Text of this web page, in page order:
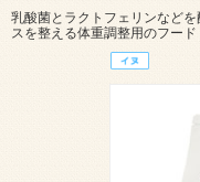
乳酸菌とラクトフェリンなど
スを整える体重調整用のフード